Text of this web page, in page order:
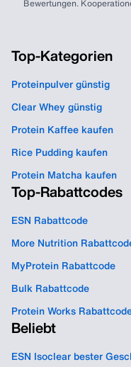
Bewertungen.
Top-Kategorien
Proteinpulver günstig
Clear Whey günstig
Protein Kaffee kaufen
Rice Pudding kaufen
Protein Matcha kaufen
Top-Rabattcodes
ESN Rabattcode
More Nutrition
MyProtein Rabattcode
Bulk Rabattcode
Protein Works
Beliebt
ESN Isoclear bester